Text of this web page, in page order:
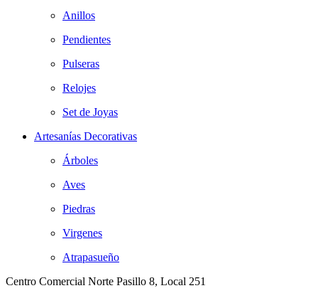
Anillos
Pendientes
Pulseras
Relojes
Set de Joyas
Artesanías Decorativas
Árboles
Aves
Piedras
Virgenes
Atrapasueño
Centro Comercial Norte Pasillo 8, Local 251